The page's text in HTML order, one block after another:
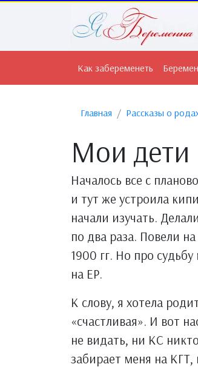
Как забеременеть
Главная Рассказы о
Мои дети
Началось все с
и тут же устроила
начали изучать.
по два раза. Повели
1900 гг. Но про
на ЕР.
К слову, я хотела
«счастливая». И вот
не видать, ни КС
забирает меня на